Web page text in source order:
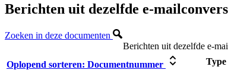
Berichten uit dezelfde e-
Zoeken in deze documenten
Berichten uit dezelfde e-
Oplopend sorteren: Documentnummer Type